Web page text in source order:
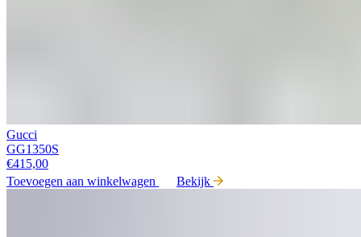
Gucci
GG1350S
€415,00
Toevoegen aan winkelwagen
Bekijk